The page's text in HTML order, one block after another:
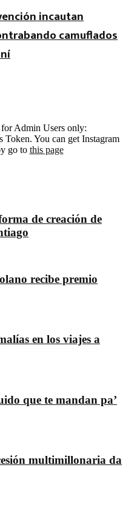
incautan
camuflados
for Admin Users only:
Token. You can get Instagram
go to this page
de creación de
recibe premio
en los viajes a
que te mandan pa’
multimillonaria da